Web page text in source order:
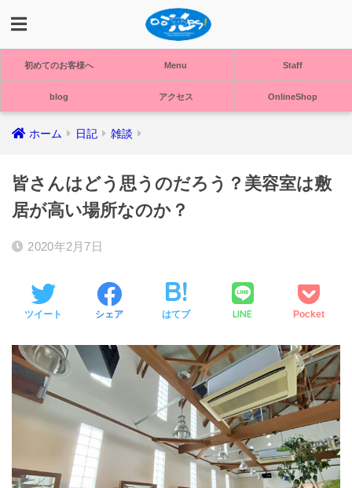
初めてのお客様へ Menu Staff
blog アクセス OnlineShop
ホーム 日記 雑談
皆さんはどう思うのだろう？美容室は敷
居が高い場所なのか？
2020年2月7日
ツイート シェア はてブ LINE Pocket